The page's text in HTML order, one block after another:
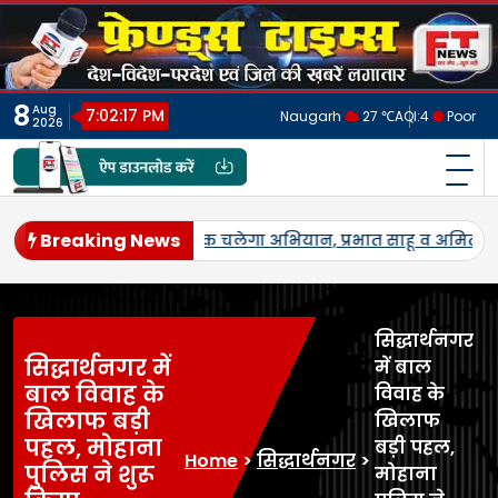
Skip
content
8 Aug
2026
7:02:20 PM Naugarh 27 ℃AQI:4 Poor
फ्रेंड्स टाइम्स
Breaking News
नेतृत्व। जनपद में पहली बार एमएसपी पर होगी उड़द-मूंग की
सिद्धार्थनगर में
बाल विवाह के
खिलाफ बड़ी
पहल, मोहाना
पुलिस ने शुरू
Home >सिद्धार्थनगर >
सिद्धार्थनगर
में बाल
विवाह के
खिलाफ
बड़ी पहल,
मोहाना